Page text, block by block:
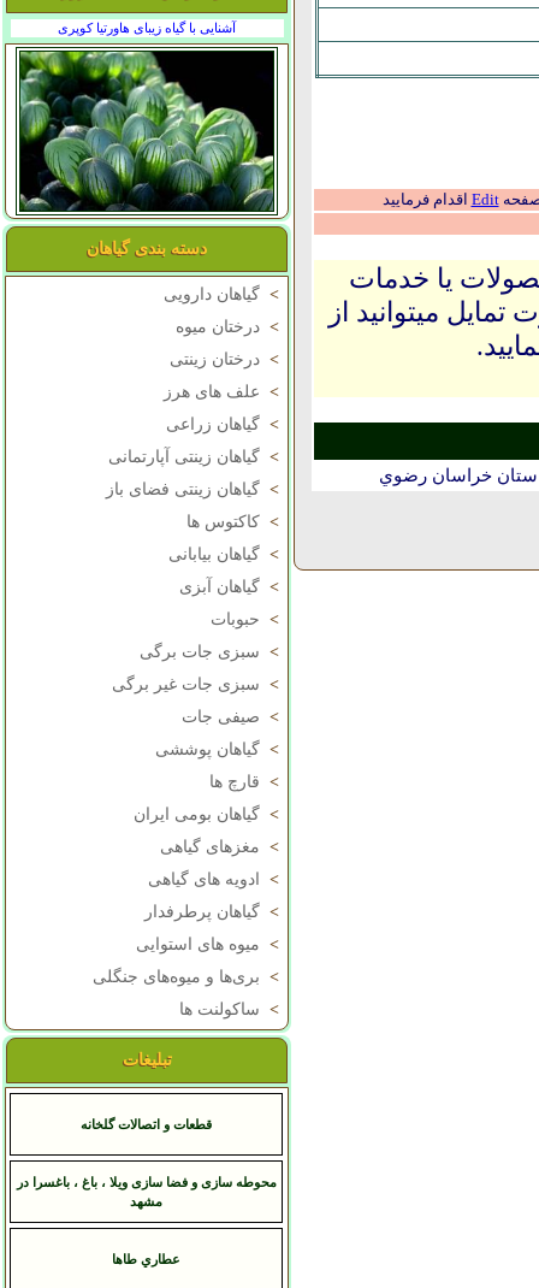
آشنایی با گیاه زیبای هاورتیا کوپری
دسته بندی گیاهان
> گیاهان دارویی
> درختان میوه
> درختان زینتی
> علف های هرز
> گیاهان زراعی
> گیاهان زینتی آپارتمانی
> گیاهان زینتی فضای باز
> کاکتوس ها
> گیاهان بیابانی
> گیاهان آبزی
> حبوبات
> سبزی جات برگی
> سبزی جات غیر برگی
> صیفی جات
> گیاهان پوششی
> قارچ ها
> گیاهان بومی ایران
> مغزهای گیاهی
>
ادویه های گیاهی
> گیاهان پرطرفدار
> میوه های استوایی
> بری‌ها و میوه‌های جنگلی
> ساکولنت ها
تبلیغات
قطعات و اتصالات گلخانه
محوطه سازی و فضا سازی ویلا ، باغ ، باغسرا در
مشهد
عطاري طاها
صفحهEdit اقدام فرمایید
یا خدمات
میتوانید از
خراسان رضوي